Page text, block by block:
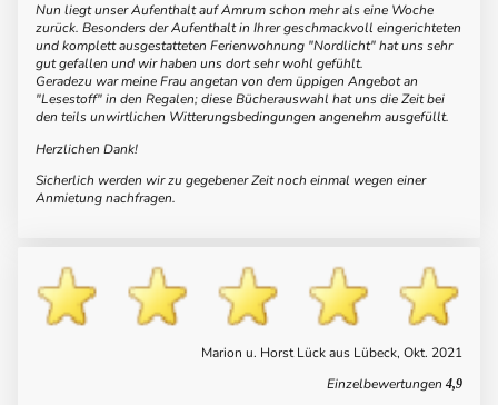
Nun liegt unser Aufenthalt auf Amrum schon mehr als eine Woche
zurück. Besonders der Aufenthalt in Ihrer geschmackvoll eingerichteten
und komplett ausgestatteten Ferienwohnung "Nordlicht" hat uns sehr
gut gefallen und wir haben uns dort sehr wohl gefühlt.
Geradezu war meine Frau angetan von dem üppigen Angebot an
"Lesestoff" in den Regalen; diese Bücherauswahl hat uns die Zeit bei
den teils unwirtlichen Witterungsbedingungen angenehm ausgefüllt.
Herzlichen Dank!
Sicherlich werden wir zu gegebener Zeit noch einmal wegen einer
Anmietung nachfragen.
Marion u. Horst Lück aus Lübeck, Okt. 2021
Einzelbewertungen 4,9